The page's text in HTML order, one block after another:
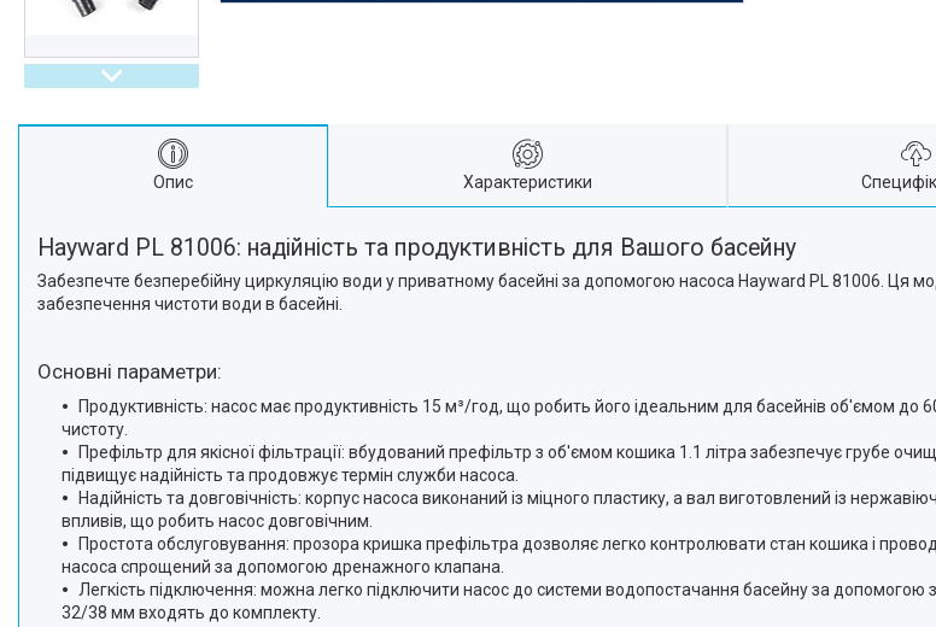
Опис Характеристики
Hayward PL 81006: надійність та продуктивність для Вашого басейну
Забезпечте безперебійну циркуляцію води у приватному басейні за допомогою насоса Hayward PL 81006. Ця
забезпечення чистоти води в басейні.
Основні параметри:
Продуктивність: насос має продуктивність 15 м³/год, що робить його ідеальним для басейнів об'ємом до
чистоту.
Префільтр для якісної фільтрації: вбудований префільтр з об'ємом кошика 1.1 літра забезпечує грубе
підвищує надійність та продовжує термін служби насоса.
Надійність та довговічність: корпус насоса виконаний із міцного пластику, а вал виготовлений із
впливів, що робить насос довговічним.
Простота обслуговування: прозора кришка префільтра дозволяє легко контролювати стан кошика і
насоса спрощений за допомогою дренажного клапана.
Легкість підключення: можна легко підключити насос до системи водопостачання басейну за
32/38 мм входять до комплекту.